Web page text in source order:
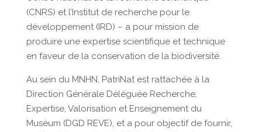
(CNRS) et l’Institut de recherche pour le
développement (IRD) – a pour mission de
produire une expertise scientifique et technique
en faveur de la conservation de la biodiversité.
Au sein du MNHN, PatriNat est rattachée à la
Direction Générale Déléguée Recherche,
Expertise, Valorisation et Enseignement du
Muséum (DGD REVE), et a pour objectif de fournir,